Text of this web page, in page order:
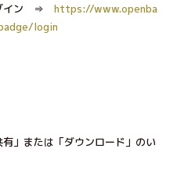
グイン ⇒ https://www.openba
login
」または「ダウンロード」のい